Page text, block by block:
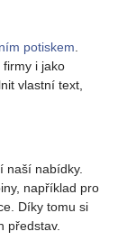
potiskem
firmy i jako
vlastní text,
naší nabídky.
například pro
Díky tomu si
představ.